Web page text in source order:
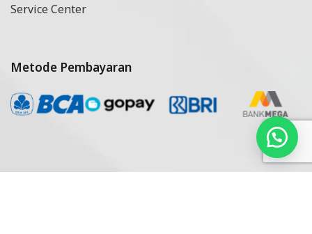
Service Center
Metode Pembayaran